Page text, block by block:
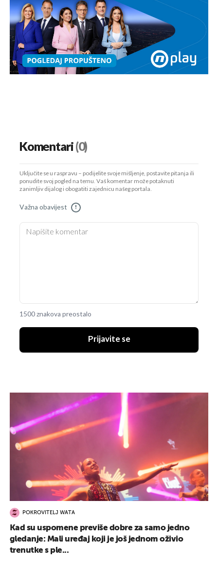
Komentari(0)
Uključite se u raspravu – podijelite svoje mišljenje, postavite pitanja ili
ponudite svoj pogled na temu. Vaš komentar može potaknuti
zanimljiv dijalog i obogatiti zajednicu našeg portala.
Važna obavijest !
1500 znakova preostalo
Prijavite se
POKROVITELJ WATA
Kad su uspomene previše dobre za samo jedno
gledanje: Mali uređaj koji je još jednom oživio
trenutke s ple...